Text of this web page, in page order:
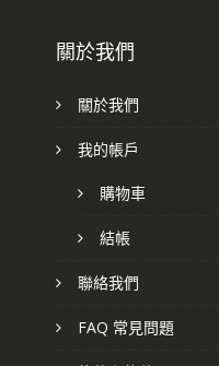
關於我們
關於我們
我的帳戶
購物車
結帳
聯絡我們
FAQ 常見問題